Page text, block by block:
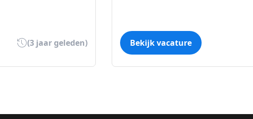
(3 jaar geleden) Bekijk vacature